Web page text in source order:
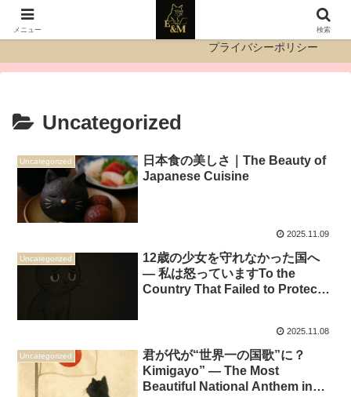
プライバシーポリシー
Uncategorized
Uncategorized
日本食の美しさ｜The Beauty of
Japanese Cuisine
2025.11.09
Uncategorized
12歳の少女を守れなかった国へ
― 私は怒っていますTo the
Country That Failed to Protect a
2025.11.08
Uncategorized
君が代が“世界一の国歌”に？
Kimigayo” — The Most
Beautiful National Anthem in
メニュー 検索